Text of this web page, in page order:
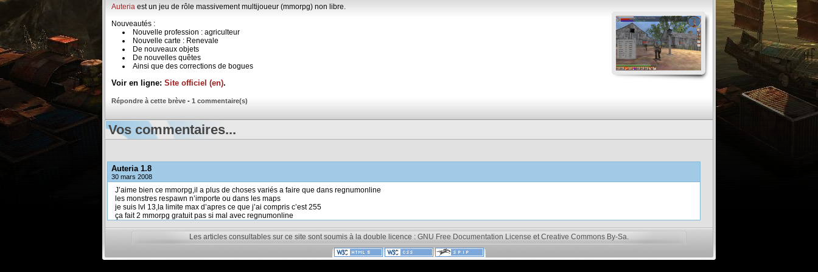
Auteria est un jeu de rôle massivement multijoueur (mmorpg) non libre.
Nouveautés :
Nouvelle profession : agriculteur
Nouvelle carte : Renevale
De nouveaux objets
De nouvelles quêtes
Ainsi que des corrections de bogues
Voir en ligne: Site officiel (en).
Répondre à cette brève - 1 commentaire(s)
Vos commentaires...
Auteria 1.8
30 mars 2008
J’aime bien ce mmorpg,il a plus de choses variés a faire que dans regnumonline
les monstres respawn n’importe ou dans les maps
je suis lvl 13,la limite max d’apres ce que j’ai compris c’est 255
ça fait 2 mmorpg gratuit pas si mal avec regnumonline
Les articles consultables sur ce site sont soumis à la double licence : GNU Free Documentation License et Creative Commons By-Sa